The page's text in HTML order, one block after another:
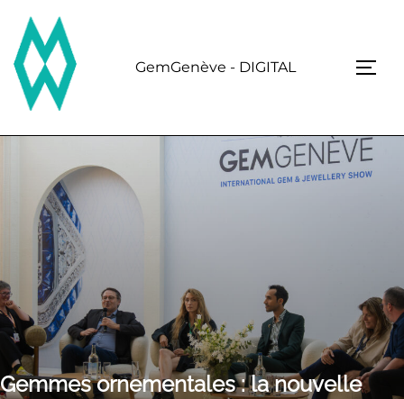
content
GemGenève - DIGITAL
Gemmes ornementales : la nouvelle